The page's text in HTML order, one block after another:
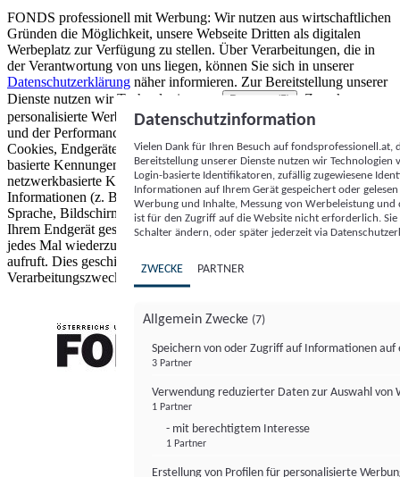
FONDS professionell mit Werbung: Wir nutzen aus wirtschaftlichen
Gründen die Möglichkeit, unsere Webseite Dritten als digitalen
Werbeplatz zur Verfügung zu stellen. Über Verarbeitungen, die in
der Verantwortung von uns liegen, können Sie sich in unserer
Datenschutzerklärung näher informieren. Zur Bereitstellung unserer
Dienste nutzen wir Technologien von
Partnern (5)
. Zwecke:
personalisierte Werbung und Inhalte, Messung von Werbeleistung
und der Performance von Inhalten sowie Zielgruppenforschung.
Cookies, Endgeräte- oder ähnliche Online-Kennungen (z. B. login-
basierte Kennungen, zufällig generierte Kennungen,
netzwerkbasierte Kennungen) können zusammen mit anderen
Informationen (z. B. Browsertyp und Browserinformationen,
Sprache, Bildschirmgröße, unterstützte Technologien usw.) auf
Ihrem Endgerät gespeichert oder von dort ausgelesen werden, um es
jedes Mal wiederzuerkennen, wenn es eine App oder einer Webseite
aufruft. Dies geschieht für einen oder mehrere der hier aufgeführten
Verarbeitungszwecke.
Datenschutzinformation
Vielen Dank für Ihren Besuch auf
Bereitstellung unserer Dienste nutzen wir Technologien
Login-basierte Identifikatoren, zufällig zugewiesene
Informationen auf Ihrem Gerät gespeichert oder
Werbung und Inhalte, Messung von Werbeleistung
ist für den Zugriff auf die Website nicht erforderlich.
Schalter ändern, oder später jederzeit via
ZWECKE PARTNER
Allgemein Zwecke (7)
Speichern von oder Zugriff auf Informationen auf
3 Partner
Verwendung reduzierter Daten zur Auswahl von
1 Partner
- mit berechtigtem Interesse
1 Partner
Erstellung von Profilen für personalisierte
FONDS professionell